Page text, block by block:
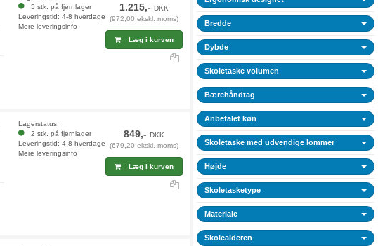
Bredde
Dybde
Skoletaske volumen
Bærehåndtag
Anbefalet køn
Skoletaske med udvendige lommer
Højde
Skoletasketype
Materiale
Skolealderen
5 stk. på fjernlager
Leveringstid: 4-8 hverdage
Mere leveringsinfo
1.215,-DKK
(972,00 ekskl. moms)
Læg i kurven
Lagerstatus:
2 stk. på fjernlager
Leveringstid: 4-8 hverdage
Mere leveringsinfo
849,-DKK
(679,20 ekskl. moms)
Læg i kurven